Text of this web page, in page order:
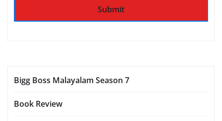
Bigg Boss Malayalam Season 7
Book Review